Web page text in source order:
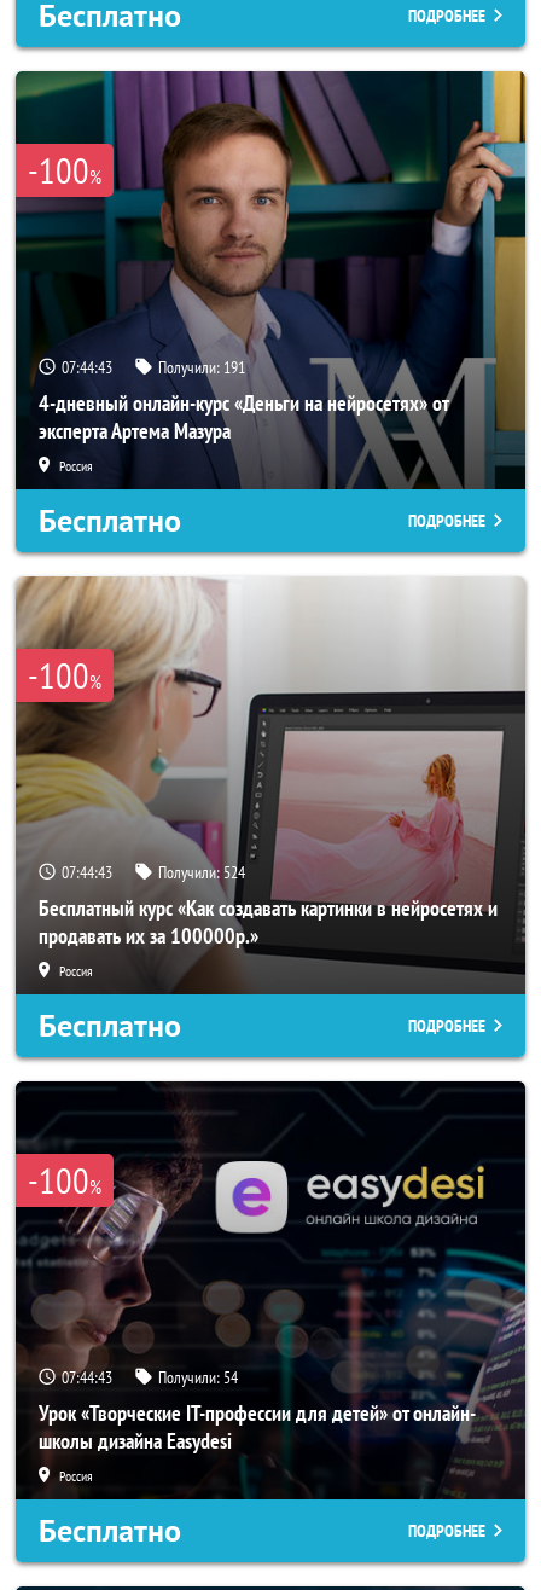
Бесплатно ПОДРОБНЕЕ
-100%
07:44:42 Получили: 191
4-дневный онлайн-курс «Деньги на нейросетях» от
эксперта Артема Мазура
Россия
Бесплатно ПОДРОБНЕЕ
-100%
07:44:42 Получили: 524
Бесплатный курс «Как создавать картинки в нейросетях и
продавать их за 100000р.»
Россия
Бесплатно ПОДРОБНЕЕ
-100%
07:44:42 Получили: 54
Урок «Творческие IT-профессии для детей» от онлайн-
школы дизайна Easydesi
Россия
Бесплатно ПОДРОБНЕЕ